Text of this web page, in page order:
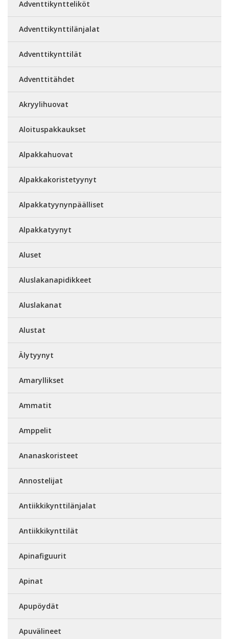
Adventtikyntteliköt
Adventtikynttilänjalat
Adventtikynttilät
Adventtitähdet
Akryylihuovat
Aloituspakkaukset
Alpakkahuovat
Alpakkakoristetyynyt
Alpakkatyynynpäälliset
Alpakkatyynyt
Aluset
Aluslakanapidikkeet
Aluslakanat
Alustat
Älytyynyt
Amaryllikset
Ammatit
Amppelit
Ananaskoristeet
Annostelijat
Antiikkikynttilänjalat
Antiikkikynttilät
Apinafiguurit
Apinat
Apupöydät
Apuvälineet